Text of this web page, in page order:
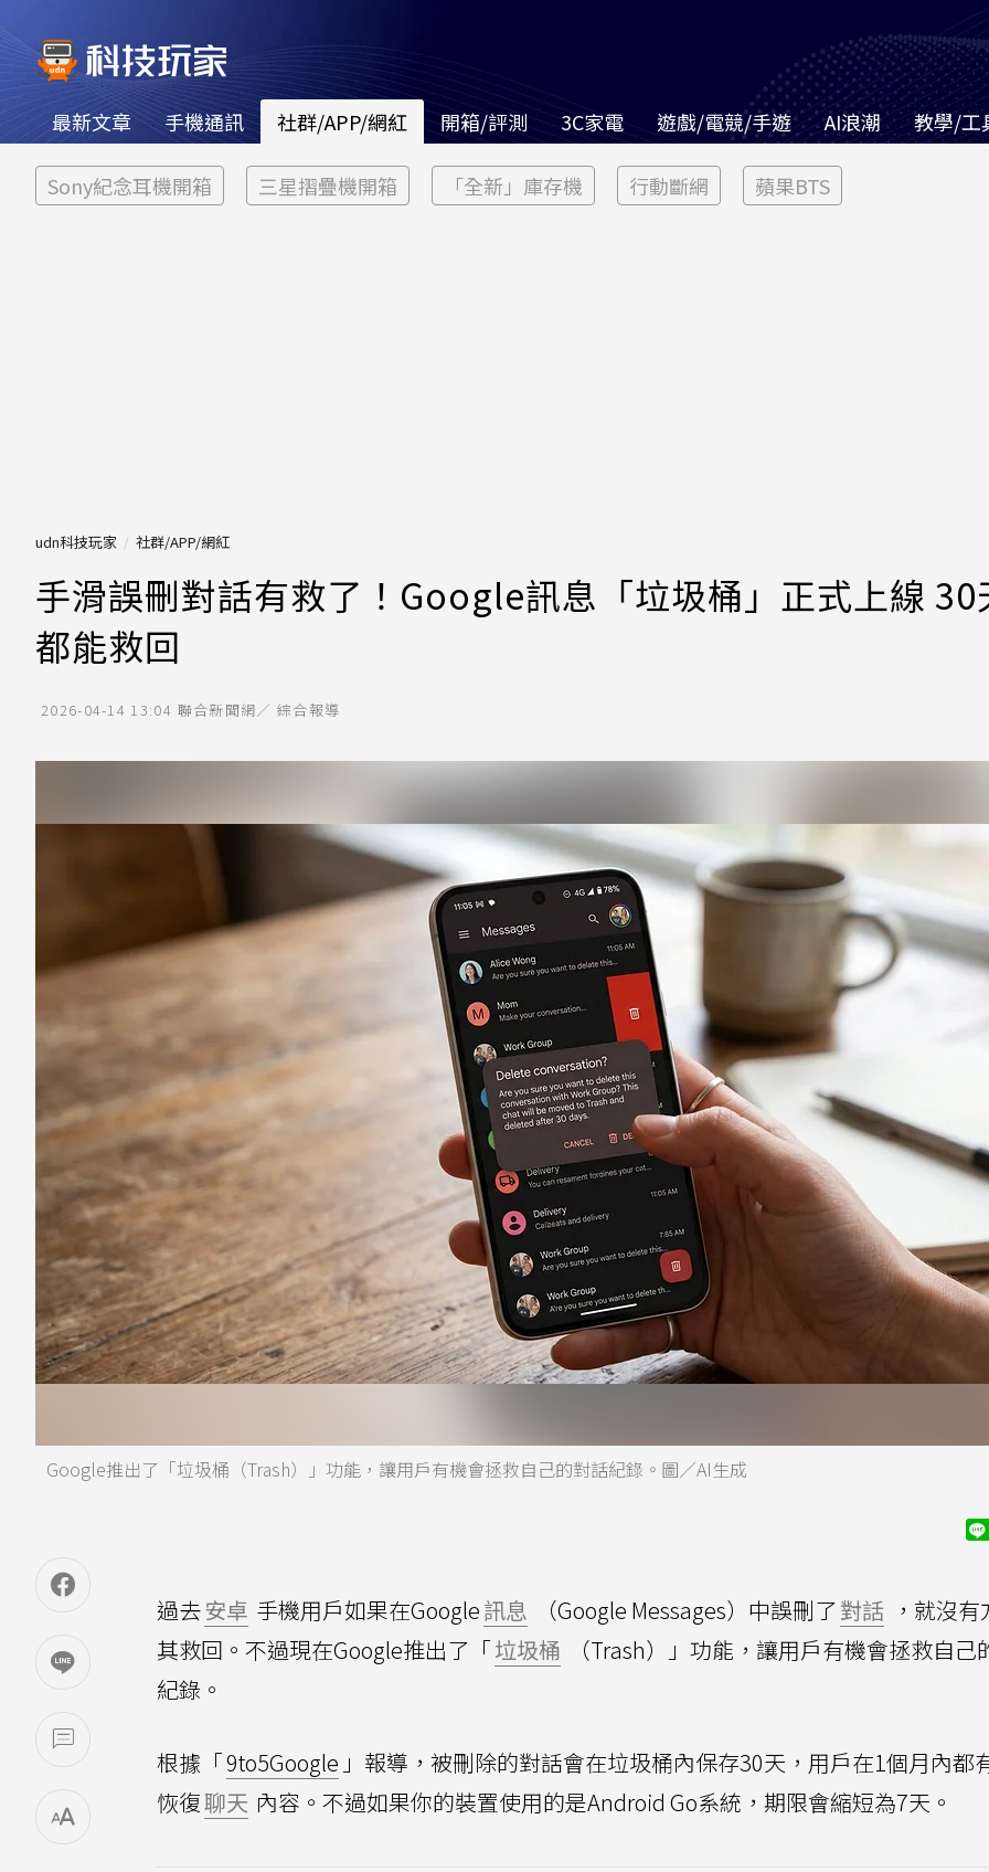
最新文章 手機通訊 社群/APP/網紅 開箱/評測 3C家電 遊戲/電競/手遊 AI浪潮 教學/工
Sony紀念耳機開箱 三星摺疊機開箱 「全新」庫存機 行動斷網 蘋果BTS
udn科技玩家 社群/APP/網紅
手滑誤刪對話有救了！Google訊息「垃圾桶」正式上線 30
都能救回
2026-04-14 13:04 聯合新聞網／ 綜合報導
Google推出了「垃圾桶（Trash）」功能，讓用戶有機會拯救自己的對話紀錄。圖／AI生成
過去安卓 手機用戶如果在Google訊息 （Google Messages）中誤刪了對話 ，就沒
其救回。不過現在Google推出了「垃圾桶
（Trash）」功能，讓用戶有機會拯救自己
紀錄。
根據「9to5Google 」報導，被刪除的對話會在垃圾桶內保存30天，用戶在1個月內都
恢復聊天 內容。不過如果你的裝置使用的是Android Go系統，期限會縮短為7天。